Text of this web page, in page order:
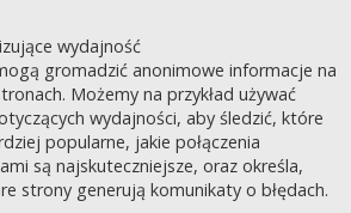
wydajność
gromadzić anonimowe informacje na
Możemy na przykład używać
wydajności, aby śledzić, które
popularne, jakie połączenia
są najskuteczniejsze, oraz określa,
strony generują komunikaty o błędach.